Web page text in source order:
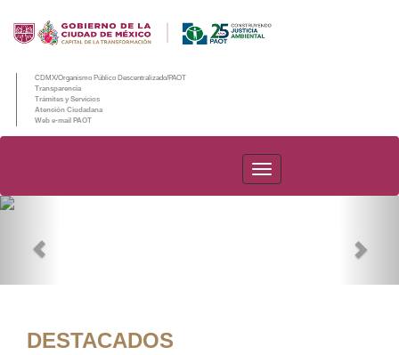
CDMX/Organismo Público Descentralizado/PAOT
Transparencia
Trámites y Servicios
Atención Ciudadana
Web e-mail PAOT
PAOT
DESTACADOS